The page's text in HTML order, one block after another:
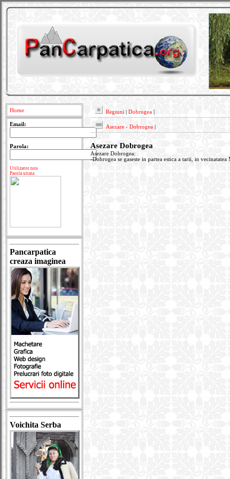
Home
Email:
Parola:
Utilizator nou
Parola uitata
Pancarpatica
creaza imaginea
Voichita Serba
Regiuni Dobrogea
Asezare - Dobrogea
Asezare Dobrogea
Asezare Dobrogea:
-Dobrogea se gaseste in partea estica a tarii, in